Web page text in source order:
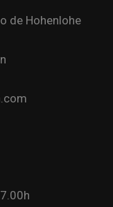
de Hohenlohe